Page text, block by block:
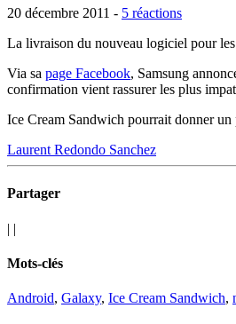
20 décembre 2011 - 5 réactions
La livraison du nouveau logiciel pour
Via sa page Facebook, Samsung
confirmation vient rassurer les plus
Ice Cream Sandwich pourrait donner un
Laurent Redondo Sanchez
Partager
| |
Mots-clés
Android, Galaxy, Ice Cream Sandwich,